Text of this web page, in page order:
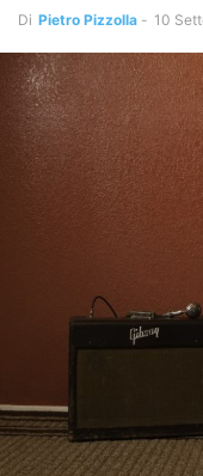
Di Pietro Pizzolla - 10